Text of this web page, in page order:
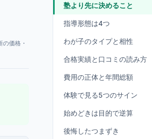
価格・
塾より先に決めること
指導形態は4つ
わが子のタイプと相性
合格実績と口コミの読み方
費用の正体と年間総額
体験で見る5つのサイン
始めどきは目的で逆算
後悔したつまずき